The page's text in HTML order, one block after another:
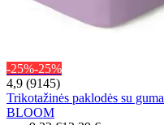
-25%-25%
4,9 (9145)
Trikotažinės paklodės su
BLOOM